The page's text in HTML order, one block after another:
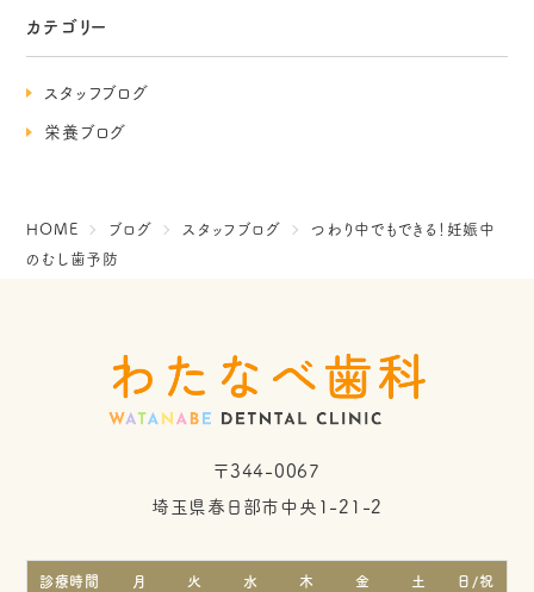
カテゴリー
スタッフブログ
栄養ブログ
HOME ブログ スタッフブログ
つわり中でもできる！妊娠中
のむし歯予防
〒344-0067
埼玉県春日部市中央1-21-2
診療時間 月 火 水 木 金 土 日/祝